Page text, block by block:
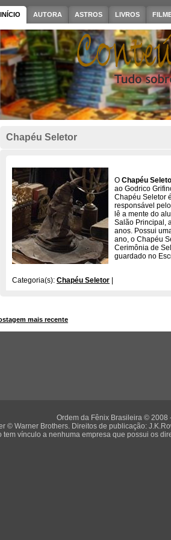
INÍCIO AUTORA ASTROS LIVROS
Chapéu Seletor
O Chapéu
ao Godrico
Chapéu Seletor
responsável
lê a mente do
Salão Principal,
anos. Possui
ano, o Chapéu
Cerimônia de
guardado no
Categoria(s): Chapéu Seletor
mais recente
Ordem da Fênix Brasileira © 2008
© Warner Brothers. Direitos de publicação:
tem vínculo a nenhuma empresa que possui os